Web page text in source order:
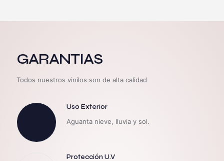
GARANTIAS
Todos nuestros vinilos son de alta calidad
Uso Exterior
Aguanta nieve, lluvia y sol.
Protección U.V